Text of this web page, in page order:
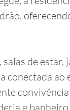
de
conectada
e